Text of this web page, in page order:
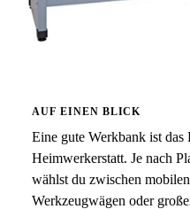
AUF EINEN BLICK
Eine gute Werkbank ist das
Heimwerkerstatt. Je nach
wählst du zwischen
Werkzeugwägen oder